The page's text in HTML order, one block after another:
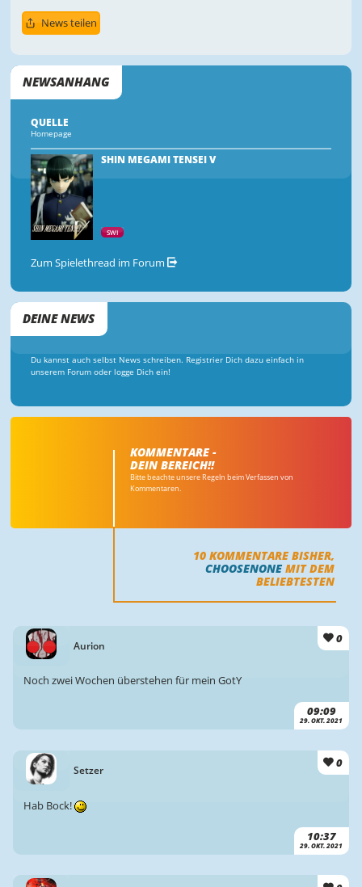
News teilen
NEWSANHANG
QUELLE
Homepage
SHIN MEGAMI TENSEI V
SWI
Zum Spielethread im Forum
DEINE NEWS
Du kannst auch selbst News schreiben. Registrier Dich dazu einfach in
unserem Forum oder logge Dich ein!
KOMMENTARE -
DEIN BEREICH!!
Bitte beachte unsere Regeln beim Verfassen von
Kommentaren.
10 KOMMENTARE BISHER,
CHOOSENONEMIT DEM
BELIEBTESTEN
Aurion
0
09:09
29. OKT. 2021
Noch zwei Wochen überstehen für mein GotY
Setzer
0
10:37
29. OKT. 2021
Hab Bock!